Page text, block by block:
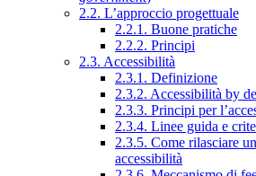
2.2. L’approccio progettuale
2.2.1. Buone pratiche
2.2.2. Principi
2.3. Accessibilità
2.3.1. Definizione
2.3.2. Accessibilità by
2.3.3. Principi per
2.3.4. Linee guida e
2.3.5. Come rilasciare
accessibilità